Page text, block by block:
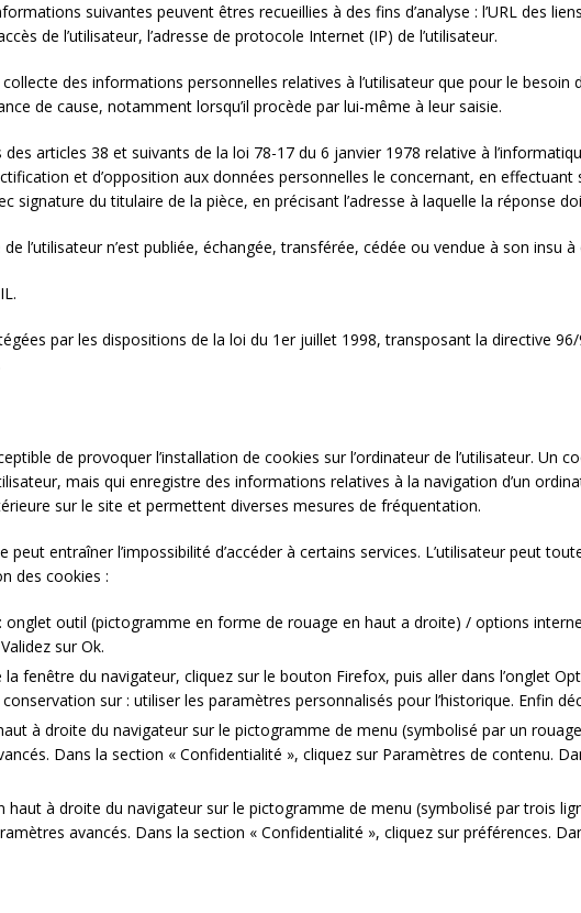
suivantes peuvent êtres recueillies à des fins d’analyse : l’URL des
de l’utilisateur, l’adresse de protocole Internet (IP) de l’utilisateur.
des informations personnelles relatives à l’utilisateur que pour le besoin
de cause, notamment lorsqu’il procède par lui-même à leur saisie.
articles 38 et suivants de la loi 78-17 du 6 janvier 1978 relative à
et d’opposition aux données personnelles le concernant, en
signature du titulaire de la pièce, en précisant l’adresse à laquelle la réponse
l’utilisateur n’est publiée, échangée, transférée, cédée ou vendue à son insu à
par les dispositions de la loi du 1er juillet 1998, transposant la directive
de provoquer l’installation de cookies sur l’ordinateur de l’utilisateur. Un
mais qui enregistre des informations relatives à la navigation d’un
sur le site et permettent diverses mesures de fréquentation.
peut entraîner l’impossibilité d’accéder à certains services. L’utilisateur peut
des cookies :
: onglet outil (pictogramme en forme de rouage en haut a droite) / options
sur Ok.
la fenêtre du navigateur, cliquez sur le bouton Firefox, puis aller dans l’onglet
sur : utiliser les paramètres personnalisés pour l’historique. Enfin
à droite du navigateur sur le pictogramme de menu (symbolisé par un
Dans la section « Confidentialité », cliquez sur Paramètres de contenu.
haut à droite du navigateur sur le pictogramme de menu (symbolisé par trois
avancés. Dans la section « Confidentialité », cliquez sur préférences.